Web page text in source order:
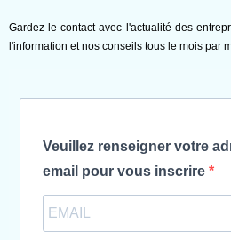
Gardez le contact avec l'actualité des
l'information et nos conseils tous le mois par
Veuillez renseigner votre
email pour vous inscrire